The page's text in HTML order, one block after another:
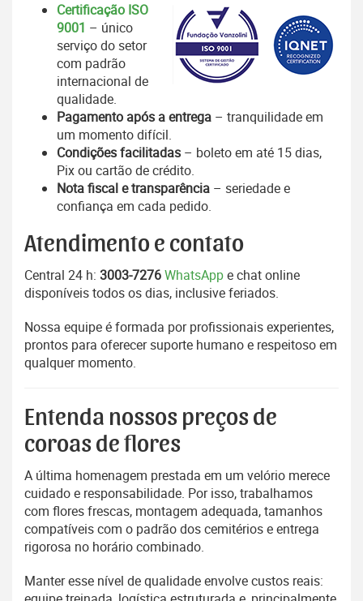
Certificação ISO
9001 – único
serviço do setor
com padrão
internacional de
qualidade.
Pagamento após a entrega – tranquilidade em
um momento difícil.
Condições facilitadas – boleto em até 15 dias,
Pix ou cartão de crédito.
Nota fiscal e transparência – seriedade e
confiança em cada pedido.
Atendimento e contato
Central 24 h: 3003-7276WhatsAppe chat online
disponíveis todos os dias, inclusive feriados.
Nossa equipe é formada por profissionais experientes,
prontos para oferecer suporte humano e respeitoso em
qualquer momento.
Entenda nossos preços de
coroas de flores
A última homenagem prestada em um velório merece
cuidado e responsabilidade. Por isso, trabalhamos
com flores frescas, montagem adequada, tamanhos
compatíveis com o padrão dos cemitérios e entrega
rigorosa no horário combinado.
Manter esse nível de qualidade envolve custos reais: